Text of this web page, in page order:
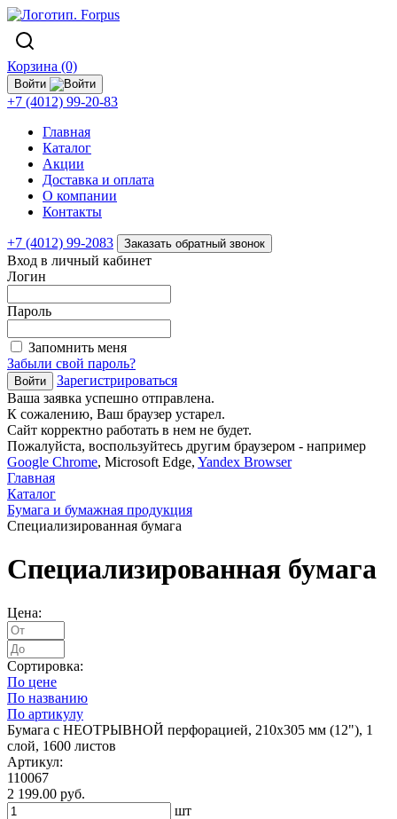
Корзина (0)
Войти
+7 (4012) 99-20-83
Главная
Каталог
Акции
Доставка и оплата
О компании
Контакты
+7 (4012) 99-2083 Заказать обратный звонок
Вход в личный кабинет
Логин
Пароль
Запомнить меня
Забыли свой пароль?
Зарегистрироваться
Ваша заявка успешно отправлена.
К сожалению, Ваш браузер устарел.
Сайт корректно работать в нем не будет.
Пожалуйста, воспользуйтесь другим браузером - например
Google Chrome, Microsoft Edge, Yandex Browser
Главная
Каталог
Бумага и бумажная продукция
Специализированная бумага
Специализированная бумага
Цена:
Сортировка:
По цене
По названию
По артикулу
Бумага c НЕОТРЫВНОЙ перфорацией, 210х305 мм (12"), 1
слой, 1600 листов
Артикул:
110067
2 199.00 руб.
шт